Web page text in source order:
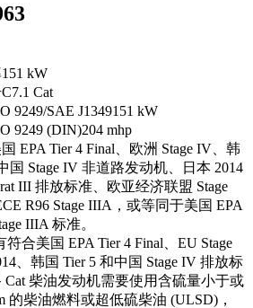
151 kW
C7.1 Cat
9249/SAE J1349151 kW
9249 (DIN)204 mhp
EPA Tier 4 Final、欧洲 Stage IV、韩
国 Stage IV 非道路发动机、日本 2014
III 排放标准、欧亚经济联盟 Stage
R96 Stage IIIA，或等同于美国 EPA
IIIA 标准。
符合美国 EPA Tier 4 Final、EU Stage
、韩国 Tier 5 和中国 Stage IV 排放标
Cat 柴油发动机需要使用含硫量小于或
的柴油燃料或超低硫柴油 (ULSD)，